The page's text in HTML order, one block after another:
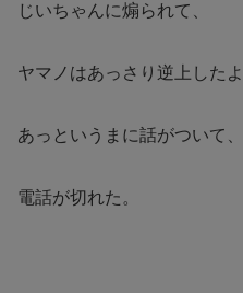
じいちゃんに煽られて、
ヤマノはあっさり逆上したよ
あっというまに話がついて、
電話が切れた。